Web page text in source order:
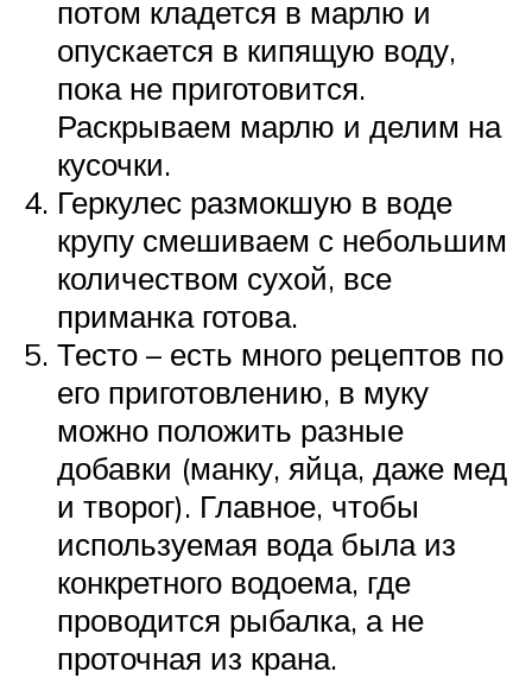
потом кладется в марлю и
опускается в кипящую воду,
пока не приготовится.
Раскрываем марлю и делим на
кусочки.
Геркулес размокшую в воде
крупу смешиваем с небольшим
количеством сухой, все
приманка готова.
Тесто – есть много рецептов по
его приготовлению, в муку
можно положить разные
добавки (манку, яйца, даже мед
и творог). Главное, чтобы
используемая вода была из
конкретного водоема, где
проводится рыбалка, а не
проточная из крана.